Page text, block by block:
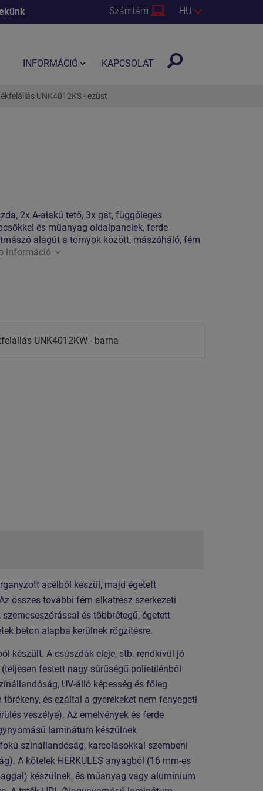
Számlám HU
UNK4012KS - ezüst
2x A-alakú tető, 3x gát, függőleges
és műanyag oldalpanelek, ferde
alagút a tornyok között, mászóháló, fém
információ
UNK4012KW - barna
acélból készül, majd égetett
összes további fém alkatrész szerkezeti
és többrétegű, égetett
beton alapba kerülnek rögzítésre.
készült. A csúszdák eleje, stb. rendkívül jó
festett nagy sűrűségű polietilénből
UV-álló képesség és főleg
és ezáltal a gyerekeket nem fenyegeti
veszélye). Az emelvények és ferde
laminátum készülnek
színállandóság, karcolásokkal szembeni
A kötelek HERKULES anyagból (16 mm-es
készülnek, és műanyag vagy alumínium
INFORMÁCIÓ KAPCSOLAT